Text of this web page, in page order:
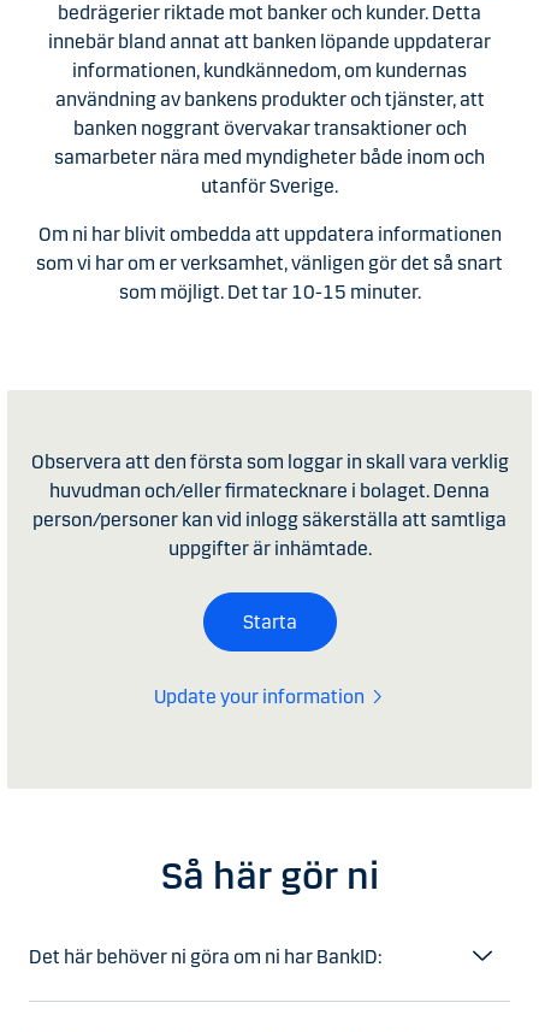
bedrägerier riktade mot banker och kunder. Detta
innebär bland annat att banken löpande uppdaterar
informationen, kundkännedom, om kundernas
användning av bankens produkter och tjänster, att
banken noggrant övervakar transaktioner och
samarbeter nära med myndigheter både inom och
utanför Sverige.
Om ni har blivit ombedda att uppdatera informationen
som vi har om er verksamhet, vänligen gör det så snart
som möjligt. Det tar 10-15 minuter.
Observera att den första som loggar in skall vara verklig
huvudman och/eller firmatecknare i bolaget. Denna
person/personer kan vid inlogg säkerställa att samtliga
uppgifter är inhämtade.
Starta
Update your information
Så här gör ni
Det här behöver ni göra om ni har BankID: